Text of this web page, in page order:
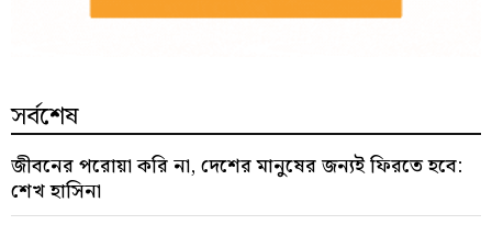
সর্বশেষ
জীবনের পরোয়া করি না, দেশের মানুষের জন্যই ফিরতে হবে:
শেখ হাসিনা